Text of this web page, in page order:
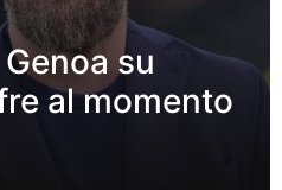
su
al momento